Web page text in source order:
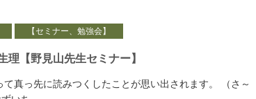
【セミナー、勉強会】
【野見山先生セミナー】
真っ先に読みつくしたことが思い出されます。 （さ～